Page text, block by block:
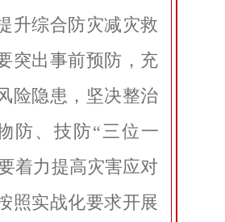
升综合防灾减灾救
突出事前预防，充
险隐患，坚决整治
防、技防“三位一
着力提高灾害应对
照实战化要求开展